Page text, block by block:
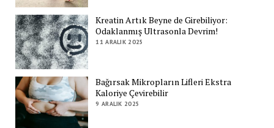
Kreatin Artık Beyne de Girebiliyor:
Odaklanmış Ultrasonla Devrim!
11 ARALIK 2025
Bağırsak Mikropların Lifleri Ekstra
Kaloriye Çevirebilir
9 ARALIK 2025